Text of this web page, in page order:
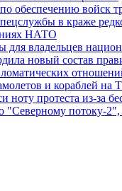
обеспечению войск
в краже
НАТО
для владельцев
новый состав
и кораблей на
протеста из-за
"Северному потоку-